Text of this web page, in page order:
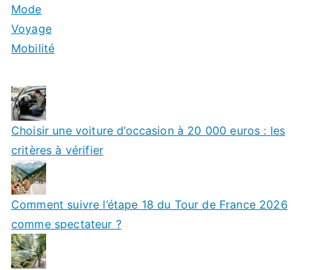
Mode
Voyage
Mobilité
Choisir une voiture d’occasion à 20 000 euros : les
critères à vérifier
Comment suivre l’étape 18 du Tour de France 2026
comme spectateur ?